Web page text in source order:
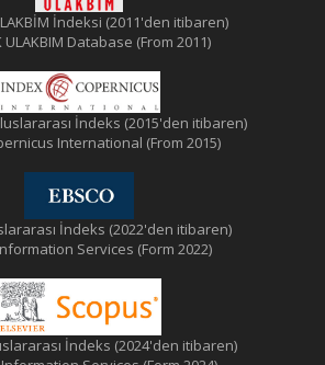
İndeksi (2011'den itibaren)
ULAKBIM Database (From 2011)
İndeks (2015'den itibaren)
International (From 2015)
İndeks (2022'den itibaren)
Services (Form 2022)
İndeks (2024'den itibaren)